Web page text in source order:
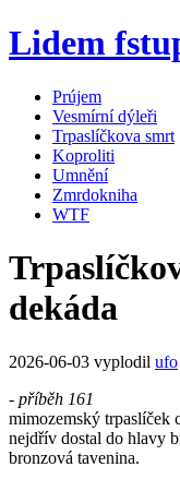
Lidem
Prújem
Vesmírní dýleři
Trpaslíčkova smrt
Koproliti
Umnění
Zmrdokniha
WTF
dekáda
2026-06-03 vyplodil ufo
- příběh 161
mimozemský trpaslíček
nejdřív dostal do hlavy
bronzová tavenina.